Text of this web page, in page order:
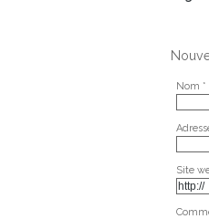
Nom *
Site